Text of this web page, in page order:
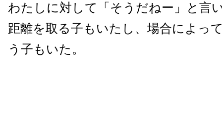
わたしに対して「そうだねー」と言
距離を取る子もいたし、場合によっ
う子もいた。